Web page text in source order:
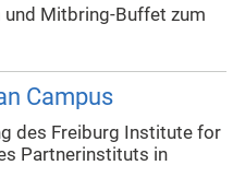
Mitbring-Buffet zum
Campus
des Freiburg Institute for
Partnerinstituts in